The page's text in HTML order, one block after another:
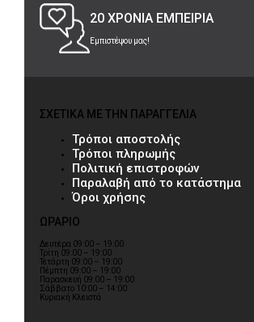
20 ΧΡΟΝΙΑ ΕΜΠΕΙΡΙΑ
Εμπιστέψου μας!
ΣΧΕΤΙΚΑ ΜΕ ΤΗΝ ΠΑΡΑΓΓΕΛΙΑ
Τρόποι αποστολής
Τρόποι πληρωμής
Πολιτική επιστροφών
Παραλαβή από το κατάστημα
Όροι χρήσης
ΩΡΑΡΙΟ
Δευτέρα 09:00 – 19:00
Τρίτη 09:00 – 19:00
Τετάρτη 09:00 – 19:00
Πέμπτη 09:00 – 19:00
Παρασκευή 09:00 – 19:00
Σάββατο 10:00 – 14:00
Κυριακή Κλειστά